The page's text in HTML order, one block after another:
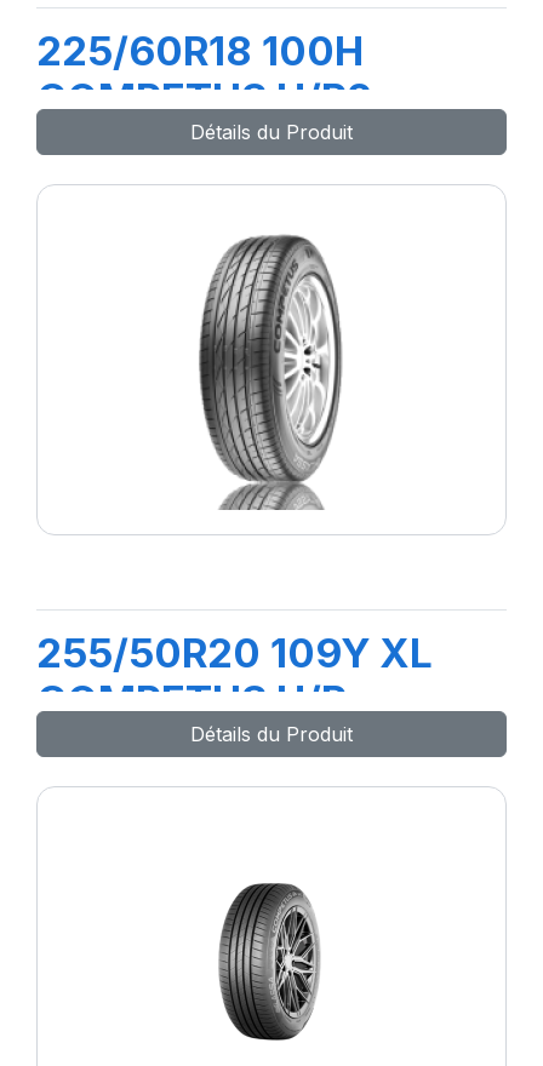
225/60R18 100H
COMPETUS H/P2
Détails du Produit
255/50R20 109Y XL
COMPETUS H/P
Détails du Produit